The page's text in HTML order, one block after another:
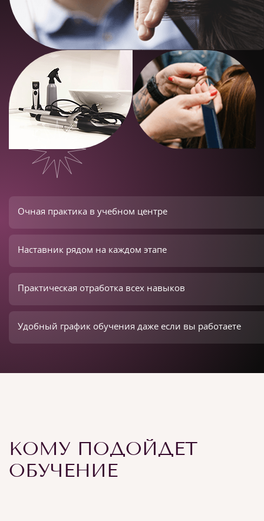
Очная практика в учебном центре
Наставник рядом на каждом этапе
Практическая отработка всех навыков
Удобный график обучения даже если вы работаете
КОМУ ПОДОЙДЕТ
ОБУЧЕНИЕ